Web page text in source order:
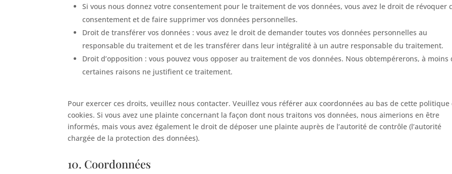
Si vous nous donnez votre consentement pour le traitement de vos données, vous avez le droit de révoquer
consentement et de faire supprimer vos données personnelles.
Droit de transférer vos données : vous avez le droit de demander toutes vos données personnelles au
responsable du traitement et de les transférer dans leur intégralité à un autre responsable du traitement.
Droit d’opposition : vous pouvez vous opposer au traitement de vos données. Nous obtempérerons, à moins
certaines raisons ne justifient ce traitement.
Pour exercer ces droits, veuillez nous contacter. Veuillez vous référer aux coordonnées au bas de cette politique
cookies. Si vous avez une plainte concernant la façon dont nous traitons vos données, nous aimerions en être
informés, mais vous avez également le droit de déposer une plainte auprès de l’autorité de contrôle (l’autorité
chargée de la protection des données).
10. Coordonnées